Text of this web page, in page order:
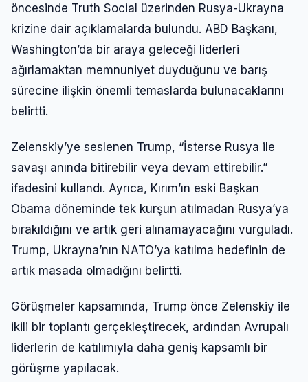
öncesinde Truth Social üzerinden Rusya-Ukrayna
krizine dair açıklamalarda bulundu. ABD Başkanı,
Washington’da bir araya geleceği liderleri
ağırlamaktan memnuniyet duyduğunu ve barış
sürecine ilişkin önemli temaslarda bulunacaklarını
belirtti.
Zelenskiy’ye seslenen Trump, “İsterse Rusya ile
savaşı anında bitirebilir veya devam ettirebilir.”
ifadesini kullandı. Ayrıca, Kırım’ın eski Başkan
Obama döneminde tek kurşun atılmadan Rusya’ya
bırakıldığını ve artık geri alınamayacağını vurguladı.
Trump, Ukrayna’nın NATO’ya katılma hedefinin de
artık masada olmadığını belirtti.
Görüşmeler kapsamında, Trump önce Zelenskiy ile
ikili bir toplantı gerçekleştirecek, ardından Avrupalı
liderlerin de katılımıyla daha geniş kapsamlı bir
görüşme yapılacak.